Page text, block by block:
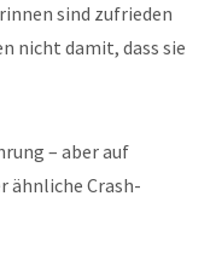
sind zufrieden
nicht damit, dass sie
– aber auf
ähnliche Crash-